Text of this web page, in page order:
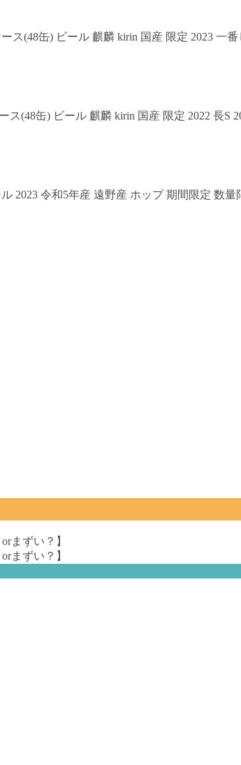
ス(48缶) ビール 麒麟 kirin 国産 限定 2023 一番
(48缶) ビール 麒麟 kirin 国産 限定 2022 長S
2023 令和5年産 遠野産 ホップ 期間限定 数